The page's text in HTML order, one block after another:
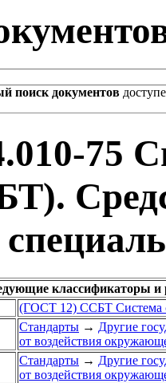
поиск документов
75
классификаторы и
(ГОСТ 12) ССБТ Система
Стандарты → Другие
от воздействия
Стандарты → Другие
от воздействия